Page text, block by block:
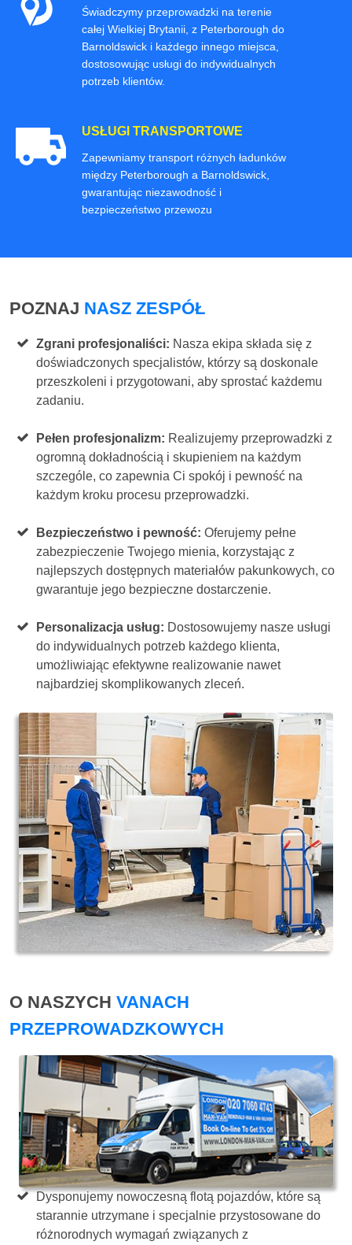
Świadczymy przeprowadzki na terenie
całej Wielkiej Brytanii, z Peterborough do
Barnoldswick i każdego innego miejsca,
dostosowując usługi do indywidualnych
potrzeb klientów.
USŁUGI TRANSPORTOWE
Zapewniamy transport różnych ładunków
między Peterborough a Barnoldswick,
gwarantując niezawodność i
bezpieczeństwo przewozu
POZNAJ NASZ ZESPÓŁ
Zgrani profesjonaliści: Nasza ekipa składa się z
doświadczonych specjalistów, którzy są doskonale
przeszkoleni i przygotowani, aby sprostać każdemu
zadaniu.
Pełen profesjonalizm: Realizujemy przeprowadzki z
ogromną dokładnością i skupieniem na każdym
szczególe, co zapewnia Ci spokój i pewność na
każdym kroku procesu przeprowadzki.
Bezpieczeństwo i pewność:Oferujemy pełne
zabezpieczenie Twojego mienia, korzystając z
najlepszych dostępnych materiałów pakunkowych, co
gwarantuje jego bezpieczne dostarczenie.
Personalizacja usług: Dostosowujemy nasze usługi
do indywidualnych potrzeb każdego klienta,
umożliwiając efektywne realizowanie nawet
najbardziej skomplikowanych zleceń.
O NASZYCH VANACH
PRZEPROWADZKOWYCH
Dysponujemy nowoczesną flotą pojazdów, które są
starannie utrzymane i specjalnie przystosowane do
różnorodnych wymagań związanych z